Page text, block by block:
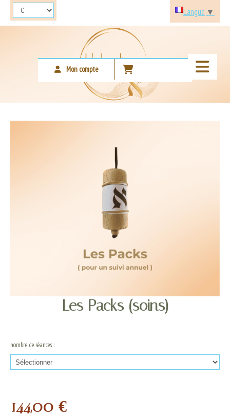
Mon compte
Les Packs (soins)
nombre de séances :
144,00 €
Langue ▼
Panneau de gestion des cookies